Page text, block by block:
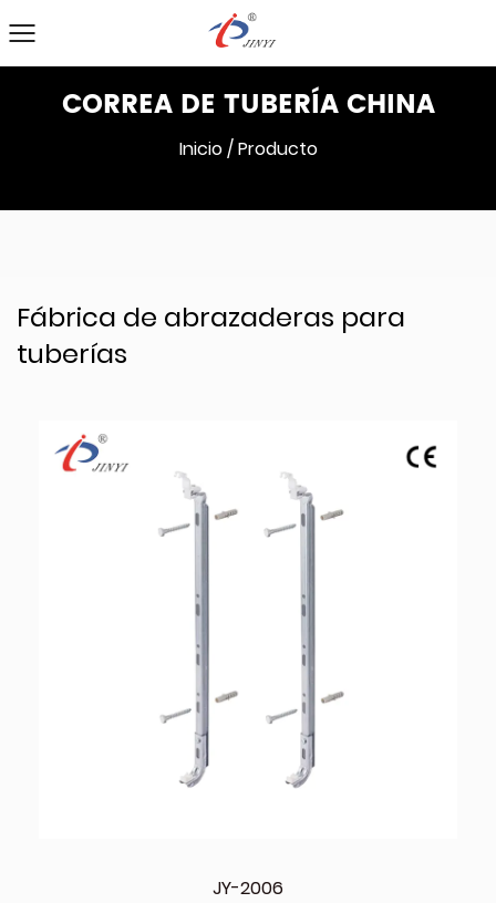
CORREA DE TUBERÍA CHINA
Inicio/Producto
Fábrica de abrazaderas para
tuberías
JY-2006